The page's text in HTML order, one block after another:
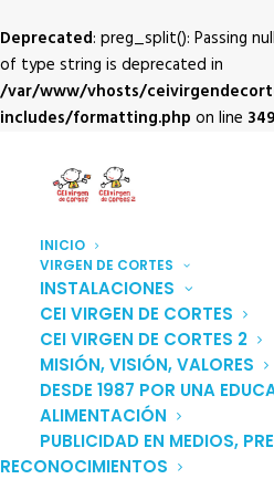
Deprecated: preg_split(): Passing
of type string is deprecated in
/var/www/vhosts/
includes/formatting.php on line
INICIO
VIRGEN DE CORTES
INSTALACIONES
CEI VIRGEN DE CORTES
CEI VIRGEN DE CORTES 2
MISIÓN, VISIÓN, VALORES
DESDE 1987 POR UNA
ALIMENTACIÓN
PUBLICIDAD EN MEDIOS,
RECONOCIMIENTOS